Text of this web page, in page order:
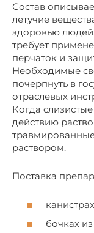
Состав
летучие
здоровью
требует
перчаток и
Необходимые
почерпнуть в
отраслевых
Когда
действию
раствором.
Поставка
бочках